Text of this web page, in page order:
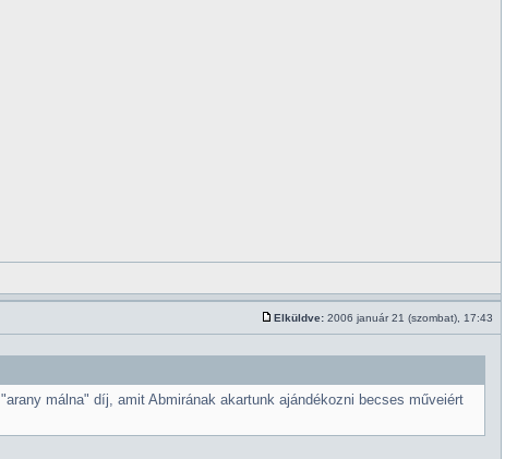
Elküldve: 2006 január 21 (szombat), 17:43
málna" díj, amit Abmirának akartunk ajándékozni becses műveiért